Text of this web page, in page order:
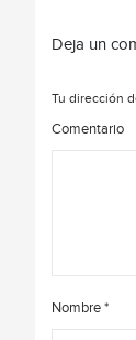
Deja un
Tu dirección
Comentario
Nombre*